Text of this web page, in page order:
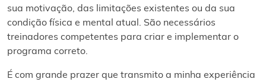
sua motivação, das limitações existentes ou da sua
condição física e mental atual. São necessários
treinadores competentes para criar e implementar o
programa correto.
É com grande prazer que transmito a minha experiência